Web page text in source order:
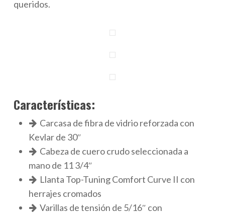
queridos.
Características:
Carcasa de fibra de vidrio reforzada con
Kevlar de 30″
Cabeza de cuero crudo seleccionada a
mano de 11 3/4″
Llanta Top-Tuning Comfort Curve II con
herrajes cromados
Varillas de tensión de 5/16″ con